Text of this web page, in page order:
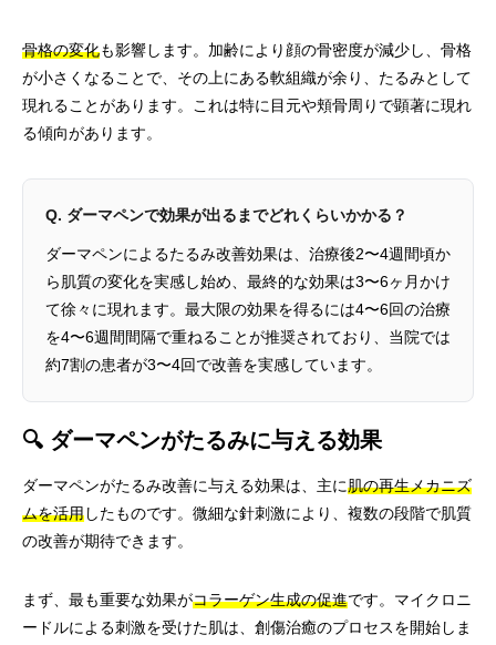
骨格の変化も影響します。加齢により顔の骨密度が減少し、骨格
が小さくなることで、その上にある軟組織が余り、たるみとして
現れることがあります。これは特に目元や頬骨周りで顕著に現れ
る傾向があります。
Q. ダーマペンで効果が出るまでどれくらいかかる？
ダーマペンによるたるみ改善効果は、治療後2〜4週間頃か
ら肌質の変化を実感し始め、最終的な効果は3〜6ヶ月かけ
て徐々に現れます。最大限の効果を得るには4〜6回の治療
を4〜6週間間隔で重ねることが推奨されており、当院では
約7割の患者が3〜4回で改善を実感しています。
🔍 ダーマペンがたるみに与える効果
ダーマペンがたるみ改善に与える効果は、主に肌の再生メカニズ
ムを活用したものです。微細な針刺激により、複数の段階で肌質
の改善が期待できます。
まず、最も重要な効果がコラーゲン生成の促進です。マイクロニ
ードルによる刺激を受けた肌は、創傷治癒のプロセスを開始しま